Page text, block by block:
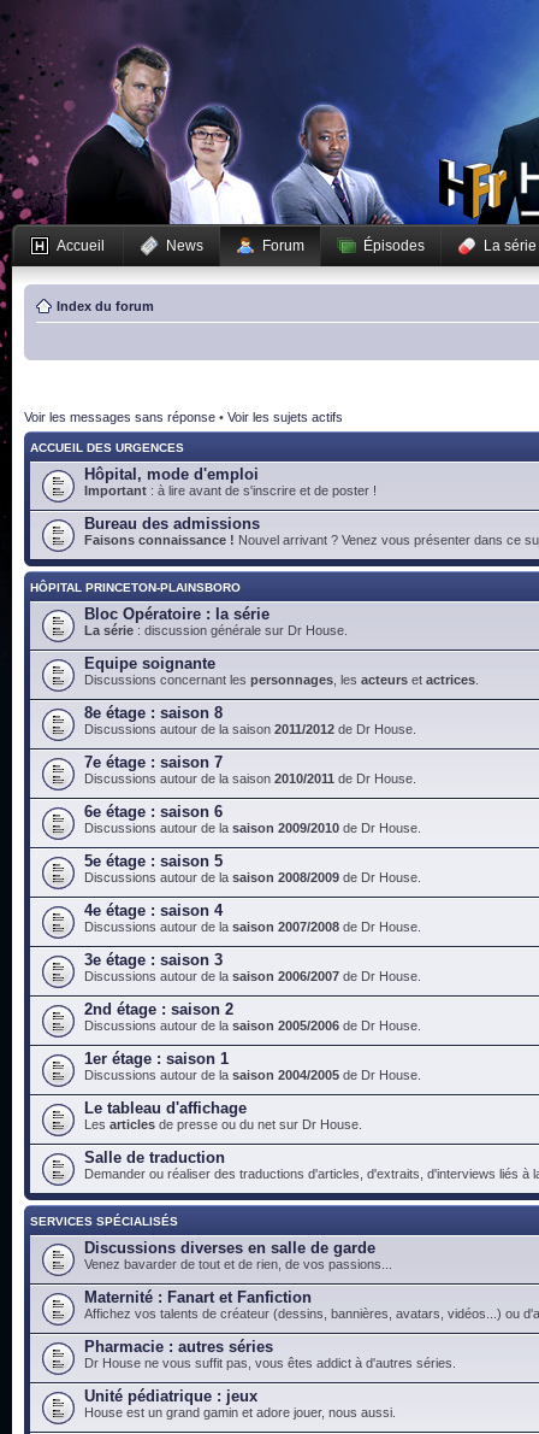
Accueil News Forum Épisodes La série
Index du forum
Voir les messages sans réponse • Voir les sujets actifs
ACCUEIL DES URGENCES
Hôpital, mode d'emploi
Important : à lire avant de s'inscrire et de poster !
Bureau des admissions
Faisons connaissance ! Nouvel arrivant ? Venez vous présenter dans ce
HÔPITAL PRINCETON-PLAINSBORO
Bloc Opératoire : la série
La série : discussion générale sur Dr House.
Equipe soignante
Discussions concernant les personnages , les acteurs et actrices
8e étage : saison 8
Discussions autour de la saison 2011/2012 de Dr House.
7e étage : saison 7
Discussions autour de la saison 2010/2011 de Dr House.
6e étage : saison 6
Discussions autour de la saison 2009/2010 de Dr House.
5e étage : saison 5
Discussions autour de la saison 2008/2009 de Dr House.
4e étage : saison 4
Discussions autour de la saison 2007/2008 de Dr House.
3e étage : saison 3
Discussions autour de la saison 2006/2007 de Dr House.
2nd étage : saison 2
Discussions autour de la saison 2005/2006 de Dr House.
1er étage : saison 1
Discussions autour de la saison 2004/2005 de Dr House.
Le tableau d'affichage
Les articles de presse ou du net sur Dr House.
Salle de traduction
Demander ou réaliser des traductions d'articles, d'extraits, d'interviews liés à
SERVICES SPÉCIALISÉS
Discussions diverses en salle de garde
Venez bavarder de tout et de rien, de vos passions...
Maternité : Fanart et Fanfiction
Affichez vos talents de créateur (dessins, bannières, avatars, vidéos...) ou
Pharmacie : autres séries
Dr House ne vous suffit pas, vous êtes addict à d'autres séries.
Unité pédiatrique : jeux
House est un grand gamin et adore jouer, nous aussi.